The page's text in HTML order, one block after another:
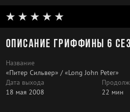
Описание Гриффины 6
Название
«Питер Сильвер» / «Long John Peter»
Дата выхода
18 мая 2008
22 мин